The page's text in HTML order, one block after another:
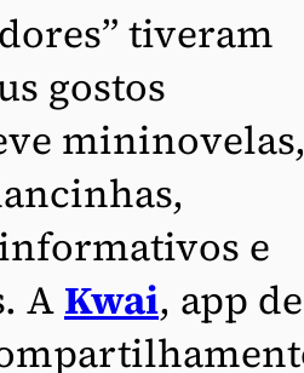
tiveram
gostos
e
A Kwai, app de